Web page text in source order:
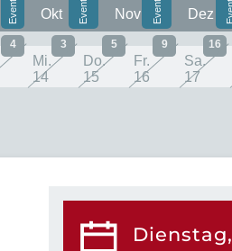
Okt Nov Dez
4
Mi.
14
3
Do.
15
5
Fr.
16
9
Sa.
17
16